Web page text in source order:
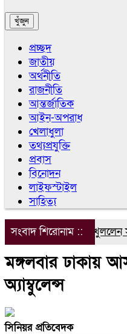
প্রচ্ছদ
জাতীয়
অর্থনীতি
রাজনীতি
আন্তর্জাতিক
আইন-অপরাধ
খেলাধুলা
তথ্যপ্রযুক্তি
প্রবাস
বিনোদন
লাইফস্টাইল
সাহিত্য
সংবাদ শিরোনাম ::
এবার মুখ খুললেন
মঙ্গলবার ঢাকায়
অ্যাম্বুলেন্স
সিনিয়র প্রতিবেদক